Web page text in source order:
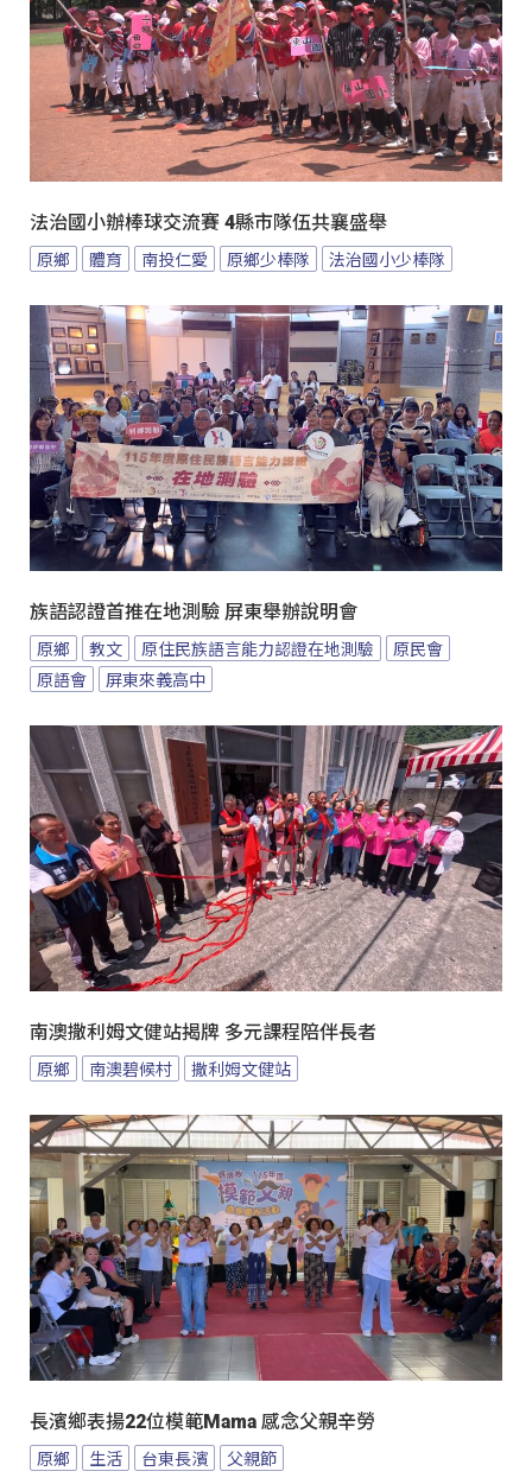
法治國小辦棒球交流賽 4縣市隊伍共襄盛舉
原鄉 體育 南投仁愛 原鄉少棒隊 法治國小少棒隊
族語認證首推在地測驗 屏東舉辦說明會
原鄉 教文 原住民族語言能力認證在地測驗
原民會
原語會
屏東來義高中
南澳撒利姆文健站揭牌 多元課程陪伴長者
原鄉 南澳碧候村 撒利姆文健站
長濱鄉表揚22位模範Mama 感念父親辛勞
原鄉 生活 台東長濱 父親節